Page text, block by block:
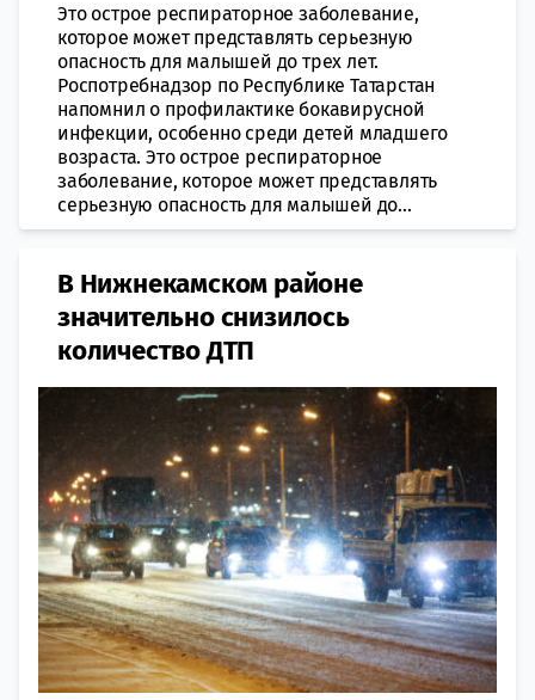
Это острое респираторное заболевание,
которое может представлять серьезную
опасность для малышей до трех лет.
Роспотребнадзор по Республике Татарстан
напомнил о профилактике бокавирусной
инфекции, особенно среди детей младшего
возраста. Это острое респираторное
заболевание, которое может представлять
серьезную опасность для малышей до...
В Нижнекамском районе
значительно снизилось
количество ДТП